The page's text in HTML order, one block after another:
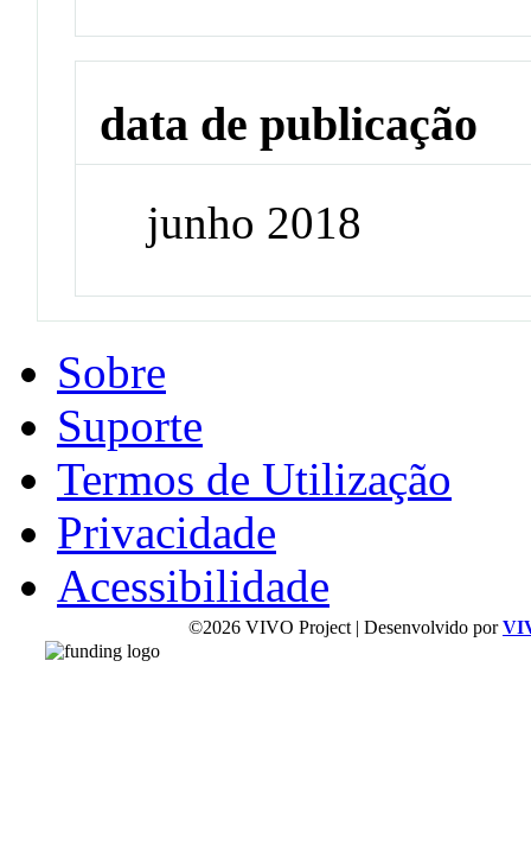
data de publicação
junho 2018
Sobre
Suporte
Termos de Utilização
Privacidade
Acessibilidade
©2026 VIVO Project | Desenvolvido por